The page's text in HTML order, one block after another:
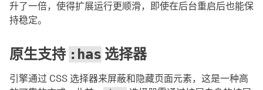
升了一倍，使得扩展运行更顺滑，即使在后台重启后也能保
持稳定。
原生支持 :has 选择器
引擎通过 CSS 选择器来屏蔽和隐藏页面元素，这是一种高